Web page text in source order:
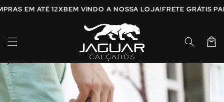
para oEM ATÉ 12XBEM VINDO A NOSSA LOJA!FRETE GRÁTIS
Pular para
as
informações
do produto